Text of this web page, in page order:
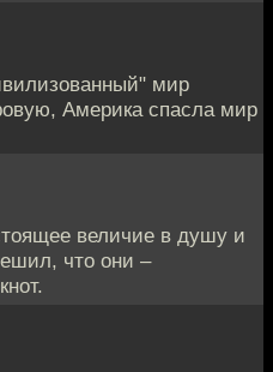
мир
Америка спасла мир
величие в душу и
что они –